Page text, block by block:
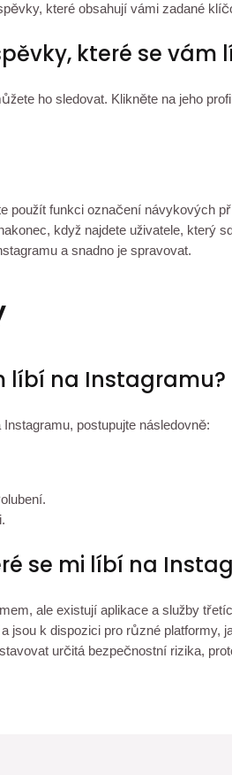
které obsahují vámi zadané
které se vám
ho sledovat. Klikněte na jeho
použít funkci označení návykových
když najdete uživatele, který
a snadno je spravovat.
líbí na Instagramu?
postupujte následovně:
se mi líbí na
ale existují aplikace a služby
jsou k dispozici pro různé
určitá bezpečnostní rizika,